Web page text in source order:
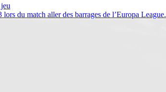
du match aller des barrages de l’Europa League.